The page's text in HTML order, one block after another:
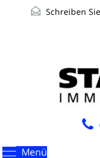
Schreiben
Menü